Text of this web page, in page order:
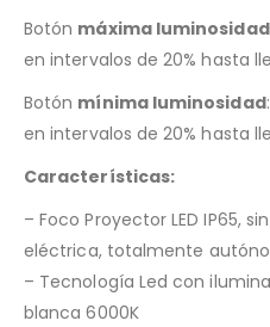
Botón máxima luminosidad
en intervalos de 20% hasta
Botón mínima luminosidad
en intervalos de 20% hasta
Características:
– Foco Proyector LED IP65,
eléctrica, totalmente
– Tecnología Led con
blanca 6000K